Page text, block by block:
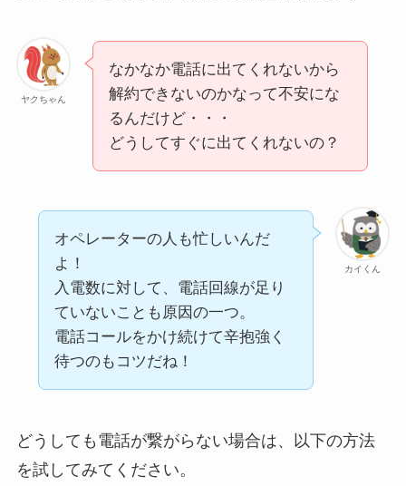
ヤクちゃん
なかなか電話に出てくれないから
解約できないのかなって不安にな
るんだけど・・・
どうしてすぐに出てくれないの？
カイくん
オペレーターの人も忙しいんだ
よ！
入電数に対して、電話回線が足り
ていないことも原因の一つ。
電話コールをかけ続けて辛抱強く
待つのもコツだね！
どうしても電話が繋がらない場合は、以下の方法
を試してみてください。